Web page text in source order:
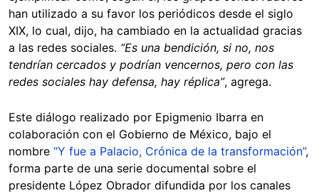
han utilizado a su favor los periódicos desde el siglo
XIX, lo cual, dijo, ha cambiado en la actualidad gracias
a las redes sociales. “Es una bendición, si no, nos
tendrían cercados y podrían vencernos, pero con las
redes sociales hay defensa, hay réplica”, agrega.
Este diálogo realizado por Epigmenio Ibarra en
colaboración con el Gobierno de México, bajo el
nombre “Y fue a Palacio, Crónica de la transformación”,
forma parte de una serie documental sobre el
presidente López Obrador difundida por los canales